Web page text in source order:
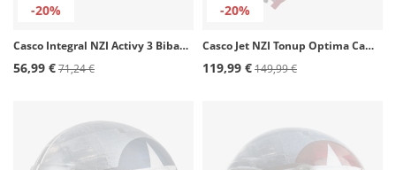
-20%
Casco Integral NZI Activy 3 Biband Green&White Matt
56,99 €71,24 €
-20%
Casco Jet NZI Tonup Optima Camotex Mate
119,99 €149,99 €